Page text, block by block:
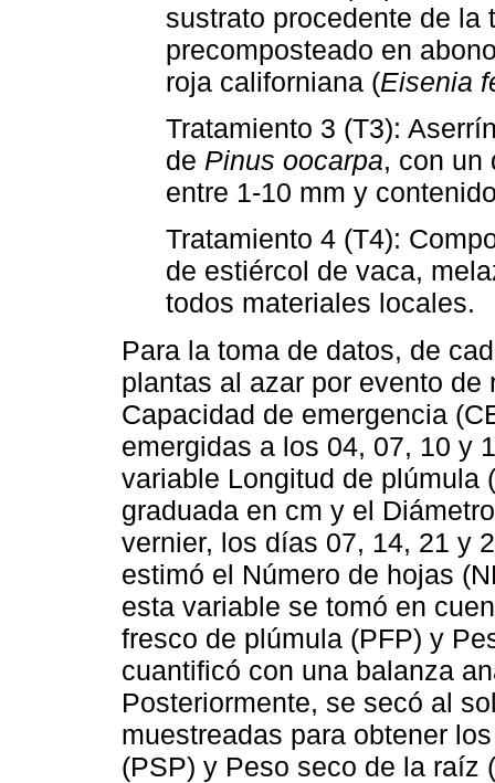
sustrato procedente de la
precomposteado en
roja californiana (Eisenia
Tratamiento 3 (T3):
de Pinus oocarpa, con un
entre 1-10 mm y
Tratamiento 4 (T4):
de estiércol de vaca,
todos materiales locales.
Para la toma de datos, de
plantas al azar por evento
Capacidad de emergencia
emergidas a los 04, 07, 10 y
variable Longitud de plúmula
graduada en cm y el
vernier, los días 07, 14, 21 y
estimó el Número de hojas
esta variable se tomó en
fresco de plúmula (PFP) y
cuantificó con una balanza
Posteriormente, se secó al
muestreadas para obtener
(PSP) y Peso seco de la raíz